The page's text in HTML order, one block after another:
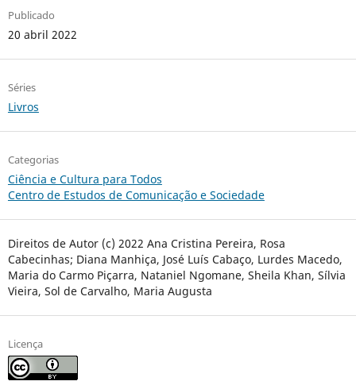
Publicado
20 abril 2022
Séries
Livros
Categorias
Ciência e Cultura para Todos
Centro de Estudos de Comunicação e Sociedade
Direitos de Autor (c) 2022 Ana Cristina Pereira, Rosa
Cabecinhas; Diana Manhiça, José Luís Cabaço, Lurdes Macedo,
Maria do Carmo Piçarra, Nataniel Ngomane, Sheila Khan, Sílvia
Vieira, Sol de Carvalho, Maria Augusta
Licença